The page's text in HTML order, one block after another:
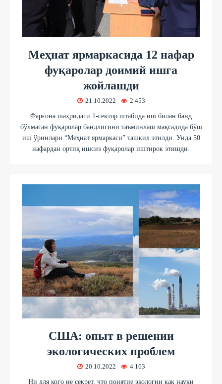
Меҳнат ярмаркасида 12 нафар
фуқаролар доимий ишга
жойлашди
21.10.2022 2 453
Фарғона шаҳридаги 1-сектор штабида иш билан банд
бўлмаган фуқаролар бандлигини таъминлаш мақсадида бўш
иш ўринлари “Меҳнат ярмаркаси” ташкил этилди. Унда 50
нафардан ортиқ ишсиз фуқаролар иштирок этишди.
США: опыт в решении
экологических проблем
20.10.2022 4 163
Ни для кого не секрет, что понятие экологии как науки